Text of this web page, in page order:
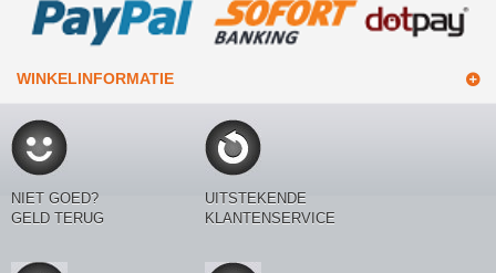
WINKELINFORMATIE
NIET GOED?
GELD TERUG
UITSTEKENDE
KLANTENSERVICE